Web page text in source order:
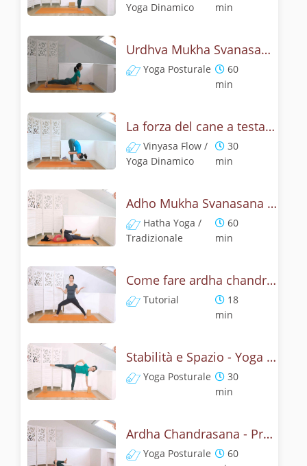
Yoga Dinamico
min
Urdhva Mukha Svanasana - Pratica yoga con l'anatomia del cane a testa on su
Yoga Posturale
60
min
La forza del cane a testa in su - Yoga Dinamico
Vinyasa Flow /
Yoga Dinamico
30
min
Adho Mukha Svanasana - Lezione yoga con la storia del cane
Hatha Yoga /
Tradizionale
60
min
Come fare ardha chandrasana, la posizione della mezza luna? Tutorial
Tutorial
18
min
Stabilità e Spazio - Yoga con la mezza luna
Yoga Posturale
30
min
Ardha Chandrasana - Pratica yoga con l'anatomia della mezza luna
Yoga Posturale
60